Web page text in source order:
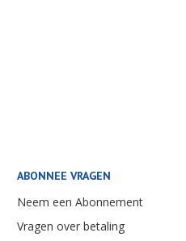
ABONNEE VRAGEN
Neem een Abonnement
Vragen over betaling